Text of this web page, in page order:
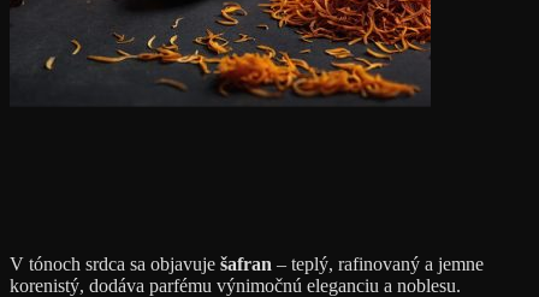
V tónoch srdca sa objavuje šafran – teplý, rafinovaný a jemne
korenistý, dodáva parfému výnimočnú eleganciu a noblesu.